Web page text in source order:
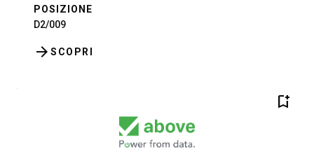
POSIZIONE
D2/009
SCOPRI
arrow_forward
bookmark_add